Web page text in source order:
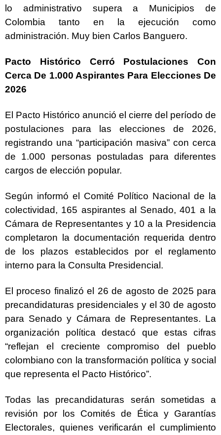
lo administrativo supera a Municipios de
Colombia tanto en la ejecución como
administración. Muy bien Carlos Banguero.
Pacto Histórico Cerró Postulaciones Con
Cerca De 1.000 Aspirantes Para Elecciones De
2026
El Pacto Histórico anunció el cierre del período de
postulaciones para las elecciones de 2026,
registrando una “participación masiva” con cerca
de 1.000 personas postuladas para diferentes
cargos de elección popular.
Según informó el Comité Político Nacional de la
colectividad, 165 aspirantes al Senado, 401 a la
Cámara de Representantes y 10 a la Presidencia
completaron la documentación requerida dentro
de los plazos establecidos por el reglamento
interno para la Consulta Presidencial.
El proceso finalizó el 26 de agosto de 2025 para
precandidaturas presidenciales y el 30 de agosto
para Senado y Cámara de Representantes. La
organización política destacó que estas cifras
“reflejan el creciente compromiso del pueblo
colombiano con la transformación política y social
que representa el Pacto Histórico”.
Todas las precandidaturas serán sometidas a
revisión por los Comités de Ética y Garantías
Electorales, quienes verificarán el cumplimiento